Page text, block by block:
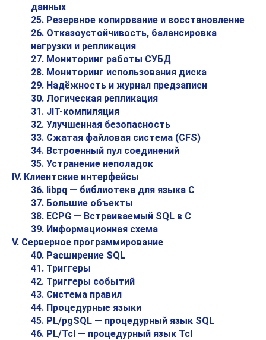
данных
25. Резервное копирование и восстановление
26. Отказоустойчивость, балансировка
нагрузки и репликация
27. Мониторинг работы СУБД
28. Мониторинг использования диска
29. Надёжность и журнал предзаписи
30. Логическая репликация
31. JIT-компиляция
32. Улучшенная безопасность
33. Сжатая файловая система (CFS)
34. Встроенный пул соединений
35. Устранение неполадок
IV. Клиентские интерфейсы
36. libpq — библиотека для языка C
37. Большие объекты
38. ECPG — Встраиваемый SQL в C
39. Информационная схема
V. Серверное программирование
40. Расширение SQL
41. Триггеры
42. Триггеры событий
43. Система правил
44. Процедурные языки
45. PL/pgSQL — процедурный язык SQL
46. PL/Tcl — процедурный язык Tcl